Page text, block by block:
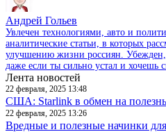
Андрей Гольев
Увлечен технологиями, авто и
аналитические статьи, в которых
улучшению жизни россиян. Убежден,
даже если ты сильно устал и хочешь
Лента новостей
22 февраля, 2025 13:48
США: Starlink в обмен на
22 февраля, 2025 13:26
Вредные и полезные начинки